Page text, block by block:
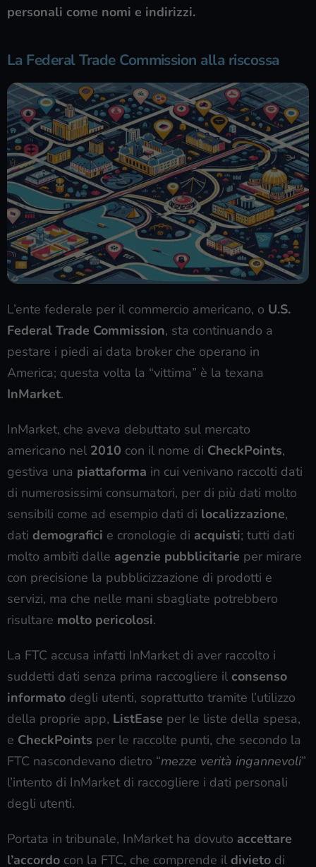
personali come nomi e indirizzi.
La Federal Trade Commission alla riscossa
L’ente federale per il commercio americano, o U.S.
Federal Trade Commission, sta continuando a
pestare i piedi ai data broker che operano in
America; questa volta la “vittima” è la texana
InMarket.
InMarket, che aveva debuttato sul mercato
americano nel 2010 con il nome di CheckPoints,
gestiva una piattaforma in cui venivano raccolti dati
di numerosissimi consumatori, per di più dati molto
sensibili come ad esempio dati di localizzazione,
dati demografici e cronologie di acquisti; tutti dati
molto ambiti dalle agenzie pubblicitarie per mirare
con precisione la pubblicizzazione di prodotti e
servizi, ma che nelle mani sbagliate potrebbero
risultare molto pericolosi.
La FTC accusa infatti InMarket di aver raccolto i
suddetti dati senza prima raccogliere il consenso
informato degli utenti, soprattutto tramite l’utilizzo
della proprie app, ListEase per le liste della spesa,
e CheckPoints per le raccolte punti, che secondo la
FTC nascondevano dietro “mezze verità ingannevoli”
l’intento di InMarket di raccogliere i dati personali
degli utenti.
Portata in tribunale, InMarket ha dovuto accettare
l’accordo con la FTC, che comprende il divieto di